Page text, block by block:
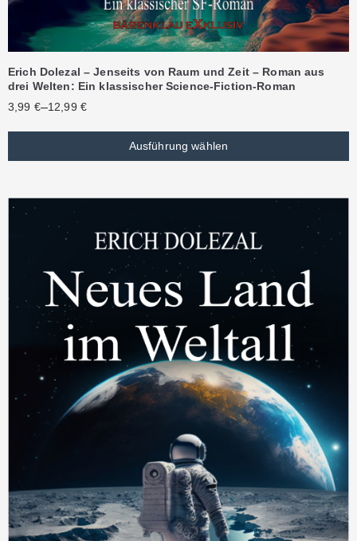
Erich Dolezal – Jenseits von Raum und Zeit – Roman aus
drei Welten: Ein klassischer Science-Fiction-Roman
3,99 €–12,99 €
Ausführung wählen